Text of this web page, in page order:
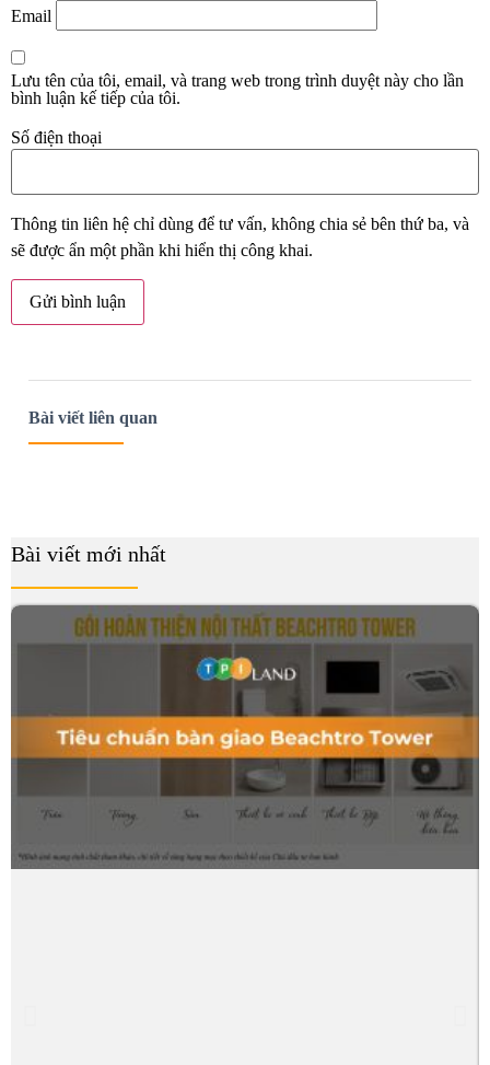
Email
Lưu tên của tôi, email, và trang web trong trình duyệt này cho lần
bình luận kế tiếp của tôi.
Số điện thoại
Thông tin liên hệ chỉ dùng để tư vấn, không chia sẻ bên thứ ba, và
sẽ được ẩn một phần khi hiển thị công khai.
Bài viết liên quan
Bài viết mới nhất